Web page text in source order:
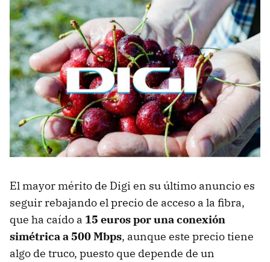
El mayor mérito de Digi en su último anuncio es
seguir rebajando el precio de acceso a la fibra,
que ha caído a 15 euros por una conexión
simétrica a 500 Mbps, aunque este precio tiene
algo de truco, puesto que depende de un